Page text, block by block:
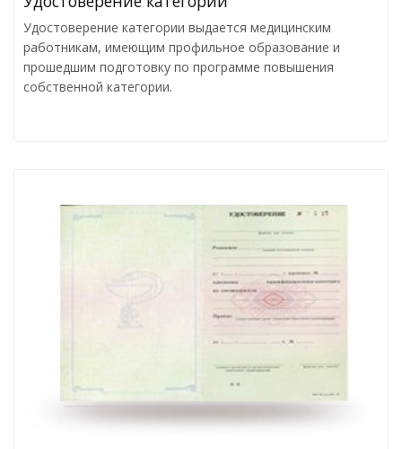
Удостоверение категории выдается медицинским
работникам, имеющим профильное образование и
прошедшим подготовку по программе повышения
собственной категории.